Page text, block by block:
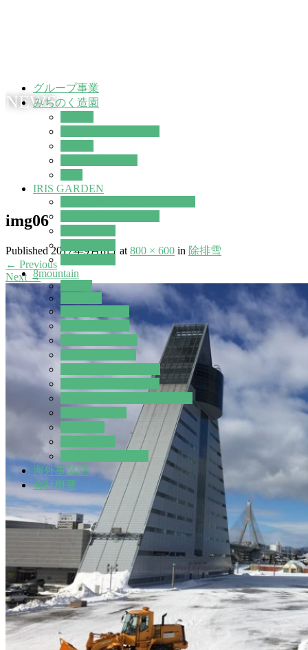
グループ事業
みちのく造園
IRIS GARDEN
8mountain
海外事業部
会社概要
NEWS
img06
Published2017年9月8日 at 800 × 600 in 除排雪
← Previous
Next →